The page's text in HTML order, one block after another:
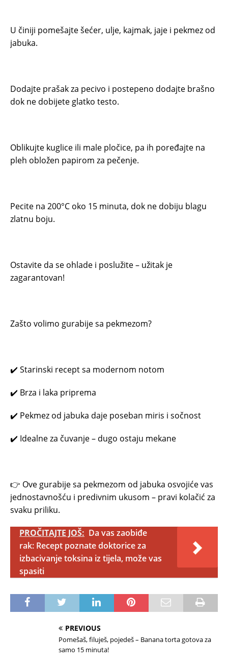
U činiji pomešajte šećer, ulje, kajmak, jaje i pekmez od
jabuka.
Dodajte prašak za pecivo i postepeno dodajte brašno
dok ne dobijete glatko testo.
Oblikujte kuglice ili male pločice, pa ih poređajte na
pleh obložen papirom za pečenje.
Pecite na 200°C oko 15 minuta, dok ne dobiju blagu
zlatnu boju.
Ostavite da se ohlade i poslužite – užitak je
zagarantovan!
Zašto volimo gurabije sa pekmezom?
✔️ Starinski recept sa modernom notom
✔️ Brza i laka priprema
✔️ Pekmez od jabuka daje poseban miris i sočnost
✔️ Idealne za čuvanje – dugo ostaju mekane
👉 Ove gurabije sa pekmezom od jabuka osvojiće vas
jednostavnošću i predivnim ukusom – pravi kolačić za
svaku priliku.
PROČITAJTE JOŠ: Da vas zaobiđe
rak: Recept poznate doktorice za
izbacivanje toksina iz tijela, može vas
spasiti
PREVIOUS
Pomešaš, filuješ, pojedeš – Banana torta gotova za
samo 15 minuta!